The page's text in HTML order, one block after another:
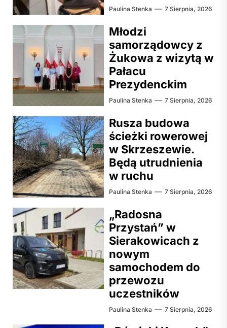
Paulina Stenka 7 Sierpnia, 2026
Młodzi
samorządowcy z
Żukowa z wizytą w
Pałacu
Prezydenckim
Paulina Stenka 7 Sierpnia, 2026
Rusza budowa
ścieżki rowerowej
w Skrzeszewie.
Będą utrudnienia
w ruchu
Paulina Stenka 7 Sierpnia, 2026
„Radosna
Przystań” w
Sierakowicach z
nowym
samochodem do
przewozu
uczestników
Paulina Stenka 7 Sierpnia, 2026